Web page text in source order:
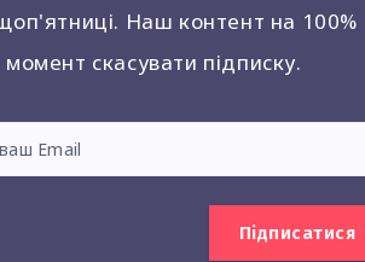
Наш контент на
скасувати підписку.
Підписатися